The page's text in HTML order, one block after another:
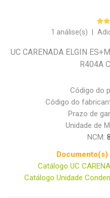
1 análise(s)
UC CARENADA ELGIN
R404A
Código do
Código do
Prazo de
Unidade de
NCM:
Catálogo UC
Catálogo Unidade